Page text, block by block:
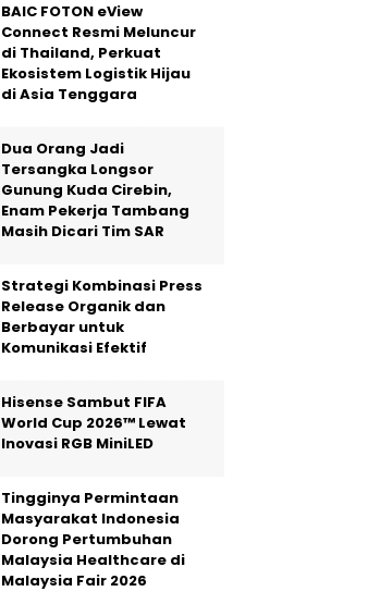
BAIC FOTON eView
Connect Resmi Meluncur
di Thailand, Perkuat
Ekosistem Logistik Hijau
di Asia Tenggara
Dua Orang Jadi
Tersangka Longsor
Gunung Kuda Cirebin,
Enam Pekerja Tambang
Masih Dicari Tim SAR
Strategi Kombinasi Press
Release Organik dan
Berbayar untuk
Komunikasi Efektif
Hisense Sambut FIFA
World Cup 2026™ Lewat
Inovasi RGB MiniLED
Tingginya Permintaan
Masyarakat Indonesia
Dorong Pertumbuhan
Malaysia Healthcare di
Malaysia Fair 2026